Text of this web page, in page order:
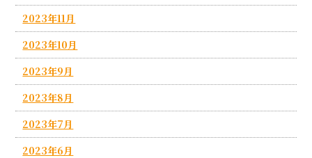
2023年11月
2023年10月
2023年9月
2023年8月
2023年7月
2023年6月